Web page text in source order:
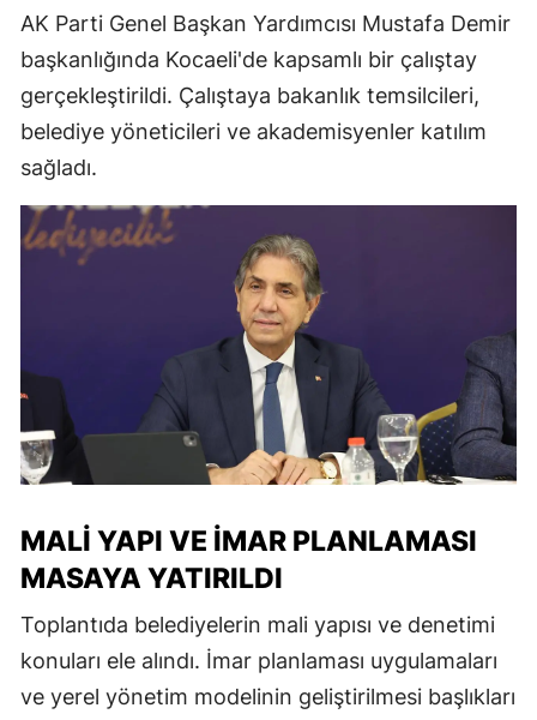
AK Parti Genel Başkan Yardımcısı Mustafa Demir
başkanlığında Kocaeli'de kapsamlı bir çalıştay
gerçekleştirildi. Çalıştaya bakanlık temsilcileri,
belediye yöneticileri ve akademisyenler katılım
sağladı.
MALI YAPI VE İMAR PLANLAMASI
MASAYA YATIRILDI
Toplantıda belediyelerin mali yapısı ve denetimi
konuları ele alındı. İmar planlaması uygulamaları
ve yerel yönetim modelinin geliştirilmesi başlıkları